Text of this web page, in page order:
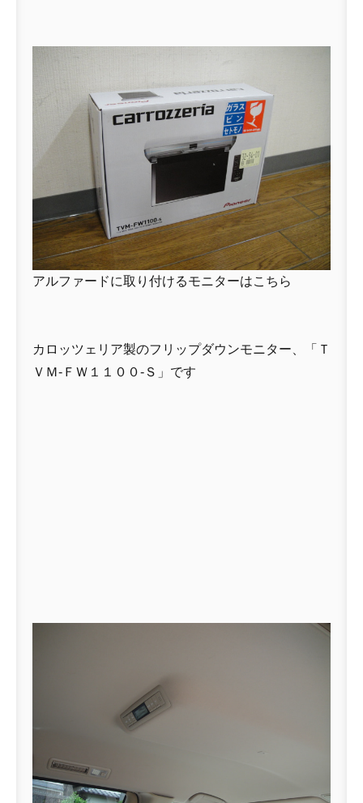
アルファードに取り付けるモニターはこちら
カロッツェリア製のフリップダウンモニター、「Ｔ
ＶＭ-ＦＷ１１００-Ｓ」です